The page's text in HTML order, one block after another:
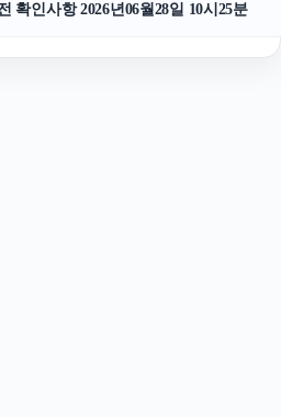
확인사항 2026년06월28일 10시25분